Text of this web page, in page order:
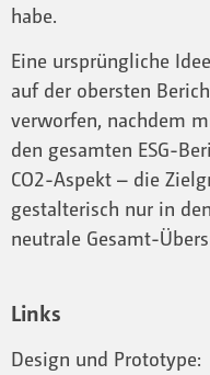
habe.
Eine ursprüngliche
auf der obersten
verworfen, nachdem
den gesamten ESG-
CO2-Aspekt – die
gestalterisch nur in
neutrale Gesamt-
Links
Design und Prototype: